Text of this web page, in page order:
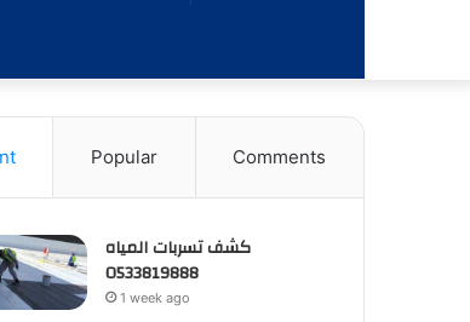
Popular Comments
كشف تسربات المياه
0533819888
1 week ago